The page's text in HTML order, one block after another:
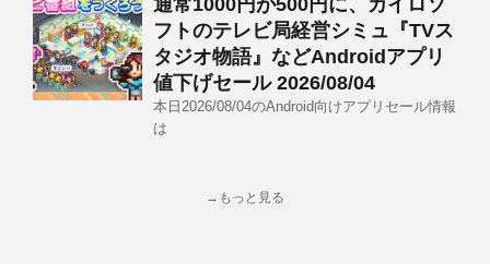
通常1000円が500円に、カイロソ
フトのテレビ局経営シミュ『TVス
タジオ物語』などAndroidアプリ
値下げセール 2026/08/04
本日2026/08/04のAndroid向けアプリセール情報
は
→もっと見る